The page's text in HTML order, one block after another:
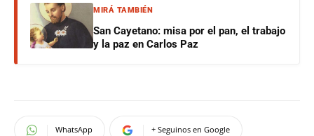
MIRÁ TAMBIÉN
San Cayetano: misa por el pan, el trabajo
y la paz en Carlos Paz
WhatsApp + Seguinos en Google